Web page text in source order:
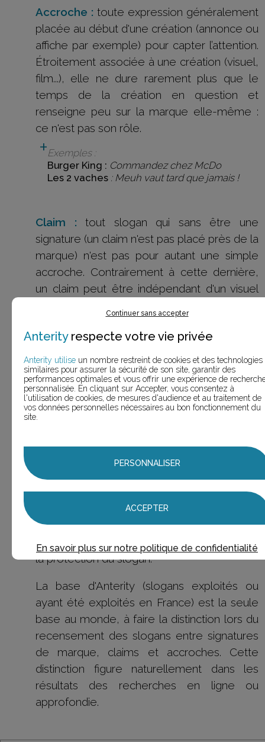
Accroche : toute expression généralement
placée au début d'une création (annonce ou
affiche par exemple) pour capter l’attention.
Étroitement associée à une création (visuel,
film...), elle ne dure rarement plus que le
temps de la création en question et
renseigne peu sur la marque elle-même :
ce n'est pas son rôle.
Exemples :
Burger King : Commandez chez McDo
Les 2 vaches : Meuh vaut tard que jamais !
Claim : tout slogan qui sans être une
signature (un claim n'est pas placé près de la
marque) n'est pas pour autant une simple
accroche. Contrairement à cette dernière,
un claim peut être indépendant d'un visuel
le thème d'une campagne. Les claims sont
généralement associés à une marque fille
(la marque d’un produit, d’un service ou d’un
modèle). Conséquence : un claim dure plus
longtemps qu'une accroche.
Exemples :
et terre.
Sur le plan juridique,
des slogans et sont protégeables en
droit des marques comme en droit
d’auteuret, dans ce dernier cas, l’originalité
du slogan est particulièrement décisive dans
la protection du slogan.
La base d'Anterity (slogans exploités ou
ayant été exploités en France) est la seule
base au monde, à faire la distinction lors du
recensement des slogans entre signatures
de marque, claims et accroches. Cette
distinction figure naturellement dans les
résultats des recherches en ligne ou
approfondie.
Continuer sans accepter
Anterityrespecte votre vie privée
Anterity utilise un nombre restreint de cookies et des technologies
similaires pour assurer la sécurité de son site, garantir des
performances optimales et vous offrir une expérience de
personnalisée. En cliquant sur Accepter, vous consentez à
l'utilisation de cookies, de mesures d'audience et au traitement de
vos données personnelles nécessaires au bon fonctionnement du
site.
PERSONNALISER
ACCEPTER
En savoir plus sur notre politique de confidentialité